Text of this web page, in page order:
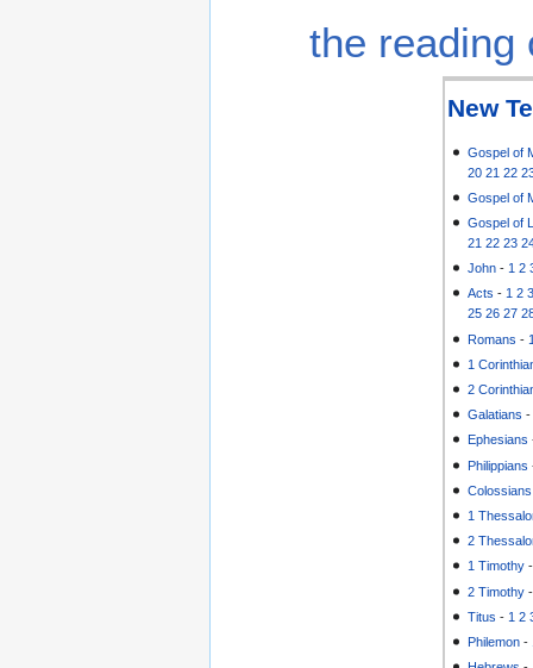
the reading
New
Gospel of
20 21 22
Gospel of
Gospel of
21 22 23
John - 1 2
Acts - 1 2
25 26 27
Romans -
1
2
Galatians
Ephesians
Philippians
Colossians
1
2
1 Timothy
2 Timothy
Titus - 1 2
Philemon -